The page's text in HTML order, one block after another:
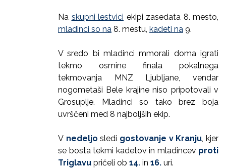
Na skupni lestvici ekipi zasedata 8. mesto,
mladinci so na 8. mestu, kadeti na 9.
V sredo bi mladinci mmorali doma igrati
tekmo osmine finala pokalnega
tekmovanja MNZ Ljubljane, vendar
nogometaši Bele krajine niso pripotovali v
Grosuplje. Mladinci so tako brez boja
uvrščeni med 8 najboljših ekip.
V nedeljo sledi gostovanje v Kranju, kjer
se bosta tekmi kadetov in mladincev proti
Triglavu pričeli ob 14. in 16. uri.